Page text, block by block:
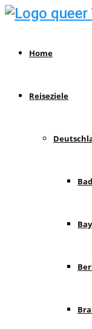
Home
Reiseziele